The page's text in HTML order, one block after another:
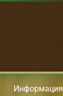
Информация